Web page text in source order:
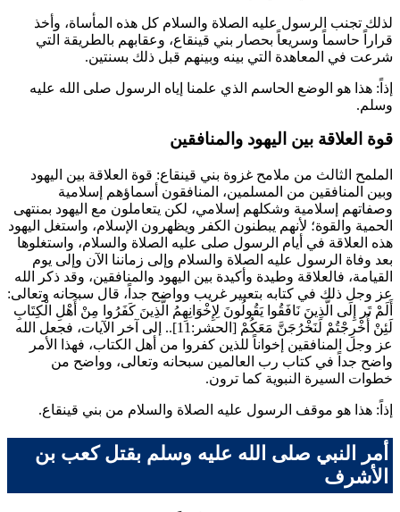
لذلك تجنب الرسول عليه الصلاة والسلام كل هذه المأساة، وأخذ
قراراً حاسماً وسريعاً بحصار بني قينقاع، وعقابهم بالطريقة التي
شرعت في المعاهدة التي بينه وبينهم قبل ذلك بسنتين.
إذاً: هذا هو الوضع الحاسم الذي علمنا إياه الرسول صلى الله عليه
وسلم.
قوة العلاقة بين اليهود والمنافقين
الملمح الثالث من ملامح غزوة بني قينقاع: قوة العلاقة بين اليهود
وبين المنافقين من المسلمين، المنافقون أسماؤهم إسلامية
وصفاتهم إسلامية وشكلهم إسلامي، لكن يتعاملون مع اليهود بمنتهى
الحمية والقوة؛ لأنهم يبطنون الكفر ويظهرون الإسلام، واستغل اليهود
هذه العلاقة في أيام الرسول صلى عليه الصلاة والسلام، واستغلوها
بعد وفاة الرسول عليه الصلاة والسلام وإلى زماننا الآن وإلى يوم
القيامة، فالعلاقة وطيدة وأكيدة بين اليهود والمنافقين، وقد ذكر الله
عز وجل ذلك في كتابه بتعبير غريب وواضح جداً، قال سبحانه وتعالى:
أَلَمْ تَر إِلَى الَّذِينَ نَافَقُوا يَقُولُونَ لِإِخْوَانِهِمُ الَّذِينَ كَفَرُوا مِنْ أَهْلِ الْكِتَابِ
لَئِنْ أُخْرِجْتُمْ لَنَخْرُجَنَّ مَعَكُمْ
[الحشر:11].. إلى آخر الآيات، فجعل الله
عز وجل المنافقين إخواناً للذين كفروا من أهل الكتاب، فهذا الأمر
واضح جداً في كتاب رب العالمين سبحانه وتعالى، وواضح من
خطوات السيرة النبوية كما ترون.
إذاً: هذا هو موقف الرسول عليه الصلاة والسلام من بني قينقاع.
أمر النبي صلى الله عليه وسلم بقتل كعب بن
الأشرف